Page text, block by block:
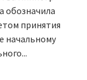
обозначила
принятия
начальному